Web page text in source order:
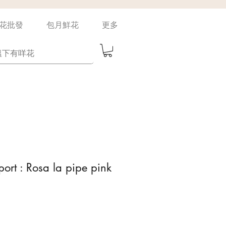
批發 包月鮮花 更多
: Rosa la pipe pink